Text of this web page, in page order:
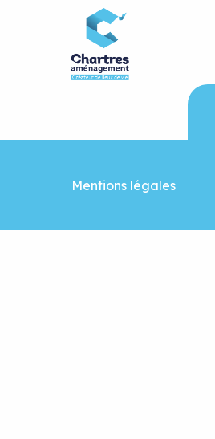
Mentions légales
Panneau de gestion des cookies